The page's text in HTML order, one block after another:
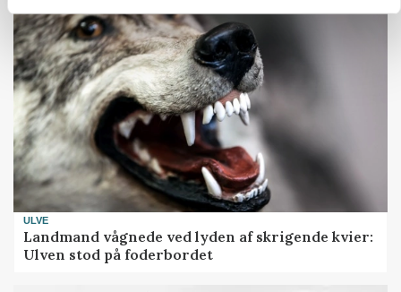
ULVE
Landmand vågnede ved lyden af skrigende kvier:
Ulven stod på foderbordet